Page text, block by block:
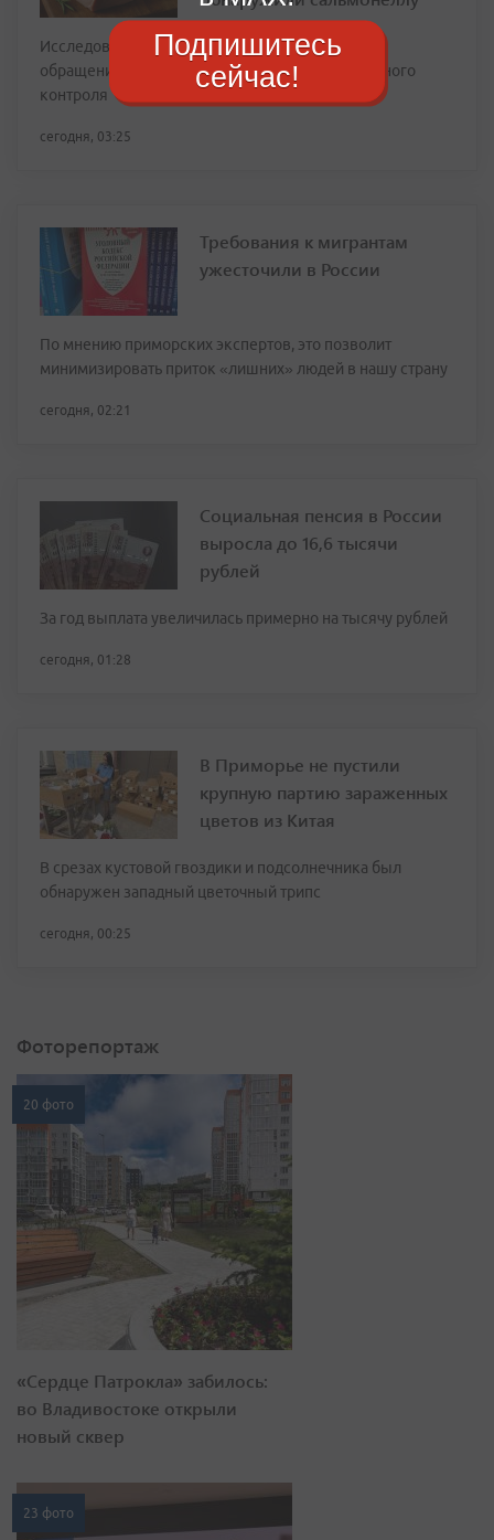
Исследования свиного окорока проведены по
обращению заказчика в рамках производственного
контроля
сегодня, 03:25
Требования к мигрантам
ужесточили в России
По мнению приморских экспертов, это позволит
минимизировать приток «лишних» людей в нашу страну
сегодня, 02:21
Социальная пенсия в России
выросла до 16,6 тысячи
рублей
За год выплата увеличилась примерно на тысячу рублей
сегодня, 01:28
В Приморье не пустили
крупную партию зараженных
цветов из Китая
В срезах кустовой гвоздики и подсолнечника был
обнаружен западный цветочный трипс
сегодня, 00:25
Фоторепортаж
20 фото
«Сердце Патрокла» забилось:
во Владивостоке открыли
новый сквер
23 фото
Подпишитесь
сейчас!